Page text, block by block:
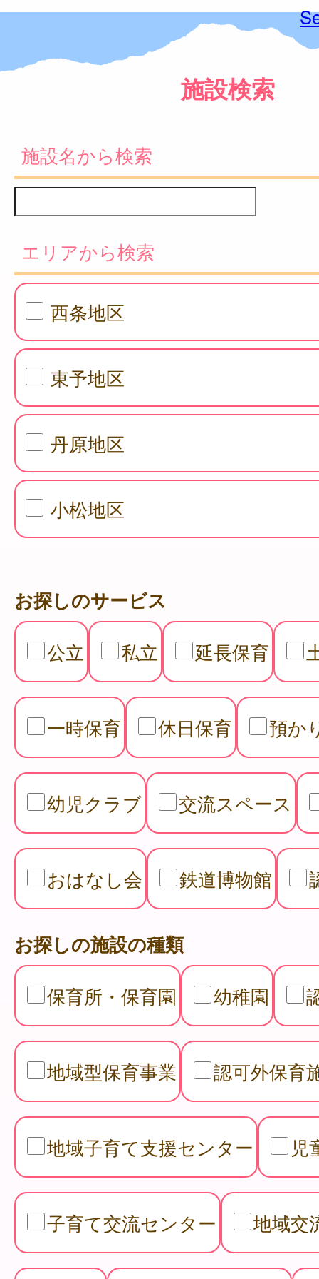
施設検索
施設名から検索
エリアから検索
西条地区
東予地区
丹原地区
小松地区
お探しのサービス
公立 私立 延長保育
一時保育 休日保育 預か
幼児クラブ 交流スペース
おはなし会 鉄道博物館
お探しの施設の種類
保育所・保育園 幼稚園
地域型保育事業 認可外保育
地域子育て支援センター 児
子育て交流センター 地域交